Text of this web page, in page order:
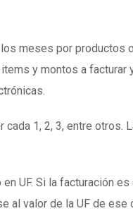
meses por productos
y montos a facturar
1, 2, 3, entre otros.
UF. Si la facturación es
al valor de la UF de ese